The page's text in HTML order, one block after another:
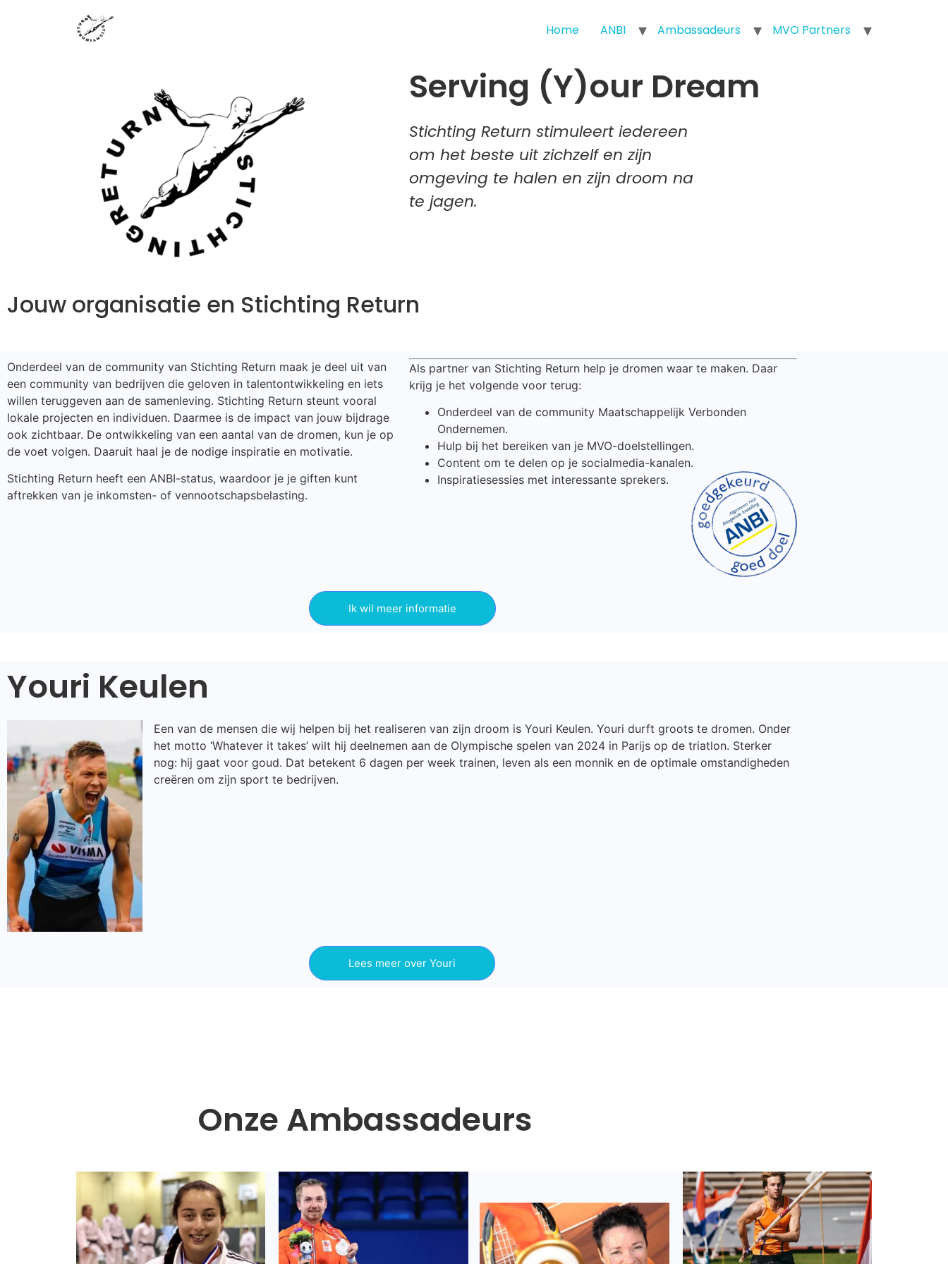
Home ANBI Ambassadeurs MVO Partners
Serving (Y)our Dream
Stichting Return stimuleert iedereen
om het beste uit zichzelf en zijn
omgeving te halen en zijn droom na
te jagen.
Jouw organisatie en Stichting Return
Onderdeel van de community van Stichting Return maak je deel uit van
een community van bedrijven die geloven in talentontwikkeling en iets
willen teruggeven aan de samenleving. Stichting Return steunt vooral
lokale projecten en individuen. Daarmee is de impact van jouw bijdrage
ook zichtbaar. De ontwikkeling van een aantal van de dromen, kun je op
de voet volgen. Daaruit haal je de nodige inspiratie en motivatie.
Stichting Return heeft een ANBI-status, waardoor je je giften kunt
aftrekken van je inkomsten- of vennootschapsbelasting.
Als partner van Stichting Return help je dromen waar te maken. Daar
krijg je het volgende voor terug:
Onderdeel van de community Maatschappelijk Verbonden
Ondernemen.
Hulp bij het bereiken van je MVO-doelstellingen.
Content om te delen op je socialmedia-kanalen.
Inspiratiesessies met interessante sprekers.
Ik wil meer informatie
Youri Keulen
Een van de mensen die wij helpen bij het realiseren van zijn droom is Youri Keulen. Youri durft groots te dromen. Onder
het motto ‘Whatever it takes’ wilt hij deelnemen aan de Olympische spelen van 2024 in Parijs op de triatlon. Sterker
nog: hij gaat voor goud. Dat betekent 6 dagen per week trainen, leven als een monnik en de optimale omstandigheden
creëren om zijn sport te bedrijven.
Lees meer over Youri
Onze Ambassadeurs